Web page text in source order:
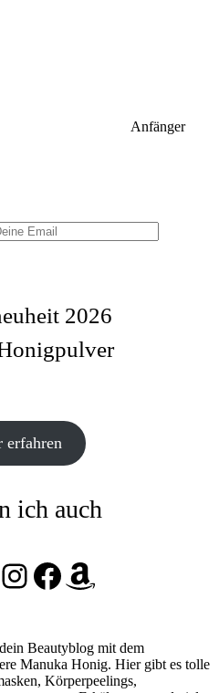
Anfänger
2026
erfahren
ich auch
Instagram
Facebook
Amazon
Beautyblog mit dem
Manuka Honig. Hier gibt es tolle
Körperpeelings,